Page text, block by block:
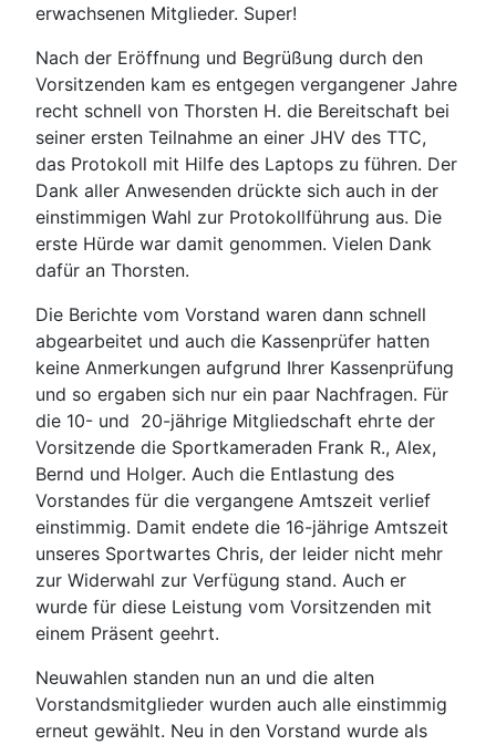
erwachsenen Mitglieder. Super!
Nach der Eröffnung und Begrüßung durch den
Vorsitzenden kam es entgegen vergangener Jahre
recht schnell von Thorsten H. die Bereitschaft bei
seiner ersten Teilnahme an einer JHV des TTC,
das Protokoll mit Hilfe des Laptops zu führen. Der
Dank aller Anwesenden drückte sich auch in der
einstimmigen Wahl zur Protokollführung aus. Die
erste Hürde war damit genommen. Vielen Dank
dafür an Thorsten.
Die Berichte vom Vorstand waren dann schnell
abgearbeitet und auch die Kassenprüfer hatten
keine Anmerkungen aufgrund Ihrer Kassenprüfung
und so ergaben sich nur ein paar Nachfragen. Für
die 10- und 20-jährige Mitgliedschaft ehrte der
Vorsitzende die Sportkameraden Frank R., Alex,
Bernd und Holger. Auch die Entlastung des
Vorstandes für die vergangene Amtszeit verlief
einstimmig. Damit endete die 16-jährige Amtszeit
unseres Sportwartes Chris, der leider nicht mehr
zur Widerwahl zur Verfügung stand. Auch er
wurde für diese Leistung vom Vorsitzenden mit
einem Präsent geehrt.
Neuwahlen standen nun an und die alten
Vorstandsmitglieder wurden auch alle einstimmig
erneut gewählt. Neu in den Vorstand wurde als